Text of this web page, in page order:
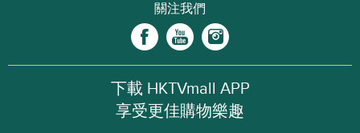
關注我們
下載 HKTVmall APP
享受更佳購物樂趣